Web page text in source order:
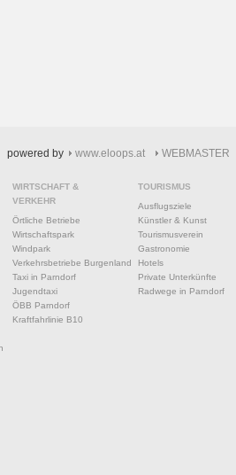
powered by www.eloops.at WEBMASTER
WIRTSCHAFT &
VERKEHR
Örtliche Betriebe
Wirtschaftspark
Windpark
Verkehrsbetriebe Burgenland
Taxi in Parndorf
Jugendtaxi
ÖBB Parndorf
Kraftfahrlinie B10
TOURISMUS
Ausflugsziele
Künstler & Kunst
Tourismusverein
Gastronomie
Hotels
Private Unterkünfte
Radwege in Parndorf